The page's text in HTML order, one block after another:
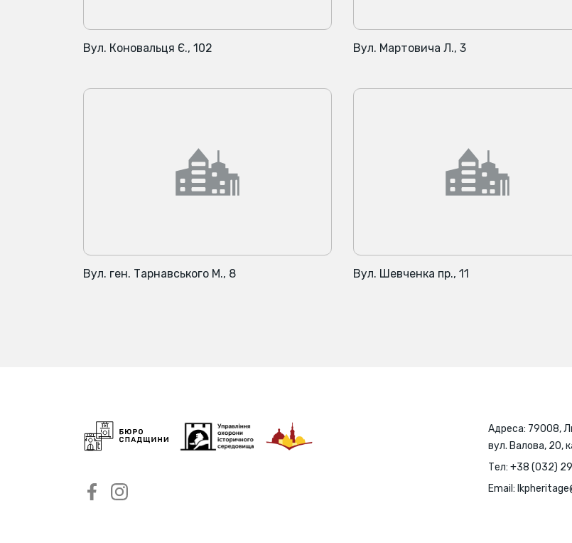
Вул. Коновальця Є., 102 Вул. Мартовича Л., 3
Вул. ген. Тарнавського М., 8 Вул. Шевченка пр., 11
Адреса: 79008,
вул. Валова, 20,
Тел: +38 (032)
Email: